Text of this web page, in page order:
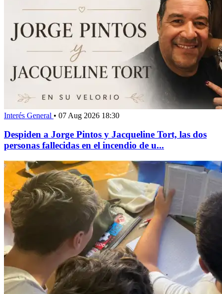
Interés General • 07 Aug 2026 18:30
Despiden a Jorge Pintos y Jacqueline Tort, las dos
personas fallecidas en el incendio de u...